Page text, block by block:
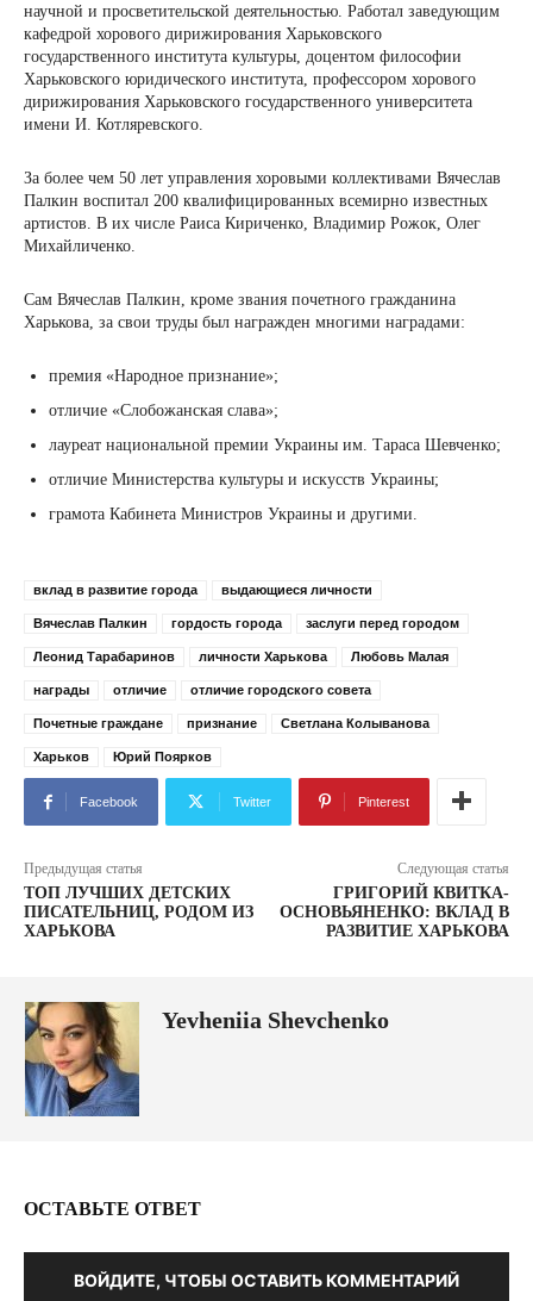
научной и просветительской деятельностью. Работал заведующим
кафедрой хорового дирижирования Харьковского
государственного института культуры, доцентом философии
Харьковского юридического института, профессором хорового
дирижирования Харьковского государственного университета
имени И. Котляревского.
За более чем 50 лет управления хоровыми коллективами Вячеслав
Палкин воспитал 200 квалифицированных всемирно известных
артистов. В их числе Раиса Кириченко, Владимир Рожок, Олег
Михайличенко.
Сам Вячеслав Палкин, кроме звания почетного гражданина
Харькова, за свои труды был награжден многими наградами:
премия «Народное признание»;
отличие «Слобожанская слава»;
лауреат национальной премии Украины им. Тараса Шевченко;
отличие Министерства культуры и искусств Украины;
грамота Кабинета Министров Украины и другими.
вклад в развитие города выдающиеся личности
Вячеслав Палкин гордость города заслуги перед городом
Леонид Тарабаринов личности Харькова Любовь Малая
награды отличие отличие городского совета
Почетные граждане признание Светлана Колыванова
Харьков Юрий Поярков
Facebook Twitter Pinterest
Предыдущая статья
ТОП ЛУЧШИХ ДЕТСКИХ
ПИСАТЕЛЬНИЦ, РОДОМ ИЗ
ХАРЬКОВА
Следующая статья
ГРИГОРИЙ КВИТКА-
ОСНОВЬЯНЕНКО: ВКЛАД В
РАЗВИТИЕ ХАРЬКОВА
Yevheniia Shevchenko
ОСТАВЬТЕ ОТВЕТ
ВОЙДИТЕ, ЧТОБЫ ОСТАВИТЬ КОММЕНТАРИЙ